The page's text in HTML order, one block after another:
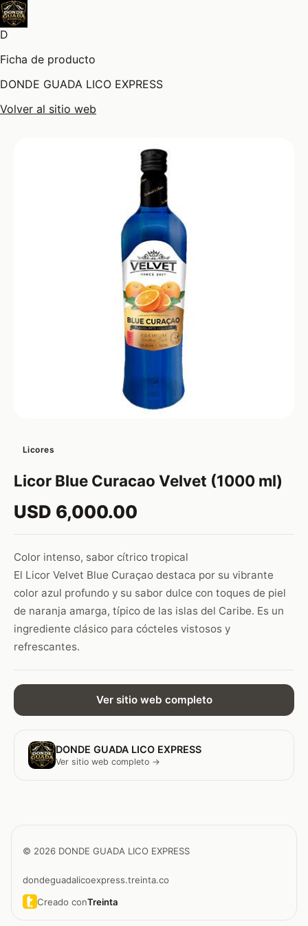
D
Ficha de producto
DONDE GUADA LICO EXPRESS
Volver al sitio web
Licores
Licor Blue Curacao Velvet (1000 ml)
USD 6,000.00
Color intenso, sabor cítrico tropical
El Licor Velvet Blue Curaçao destaca por su vibrante
color azul profundo y su sabor dulce con toques de piel
de naranja amarga, típico de las islas del Caribe. Es un
ingrediente clásico para cócteles vistosos y
refrescantes.
Ver sitio web completo
DONDE GUADA LICO EXPRESS
Ver sitio web completo →
© 2026 DONDE GUADA LICO EXPRESS
dondeguadalicoexpress.treinta.co
Creado conTreinta